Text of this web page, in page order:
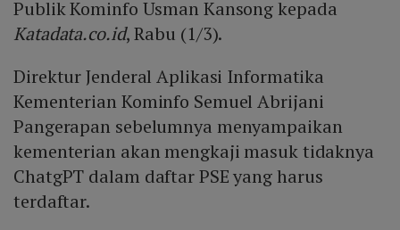
Publik Kominfo Usman Kansong kepada
Katadata.co.id, Rabu (1/3).
Direktur Jenderal Aplikasi Informatika
Kementerian Kominfo Semuel Abrijani
Pangerapan sebelumnya menyampaikan
kementerian akan mengkaji masuk tidaknya
ChatgPT dalam daftar PSE yang harus
terdaftar.